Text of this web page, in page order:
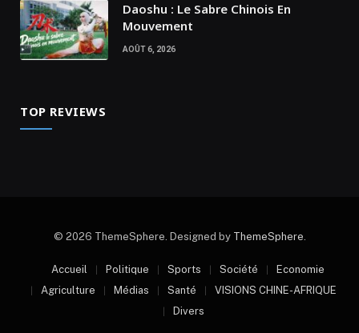
Daoshu : Le Sabre Chinois En
Mouvement
AOÛT 6, 2026
TOP REVIEWS
© 2026 ThemeSphere. Designed by ThemeSphere.
Accueil Politique Sports Société
Economie
Agriculture
Médias Santé
VISIONS CHINE-AFRIQUE
Divers